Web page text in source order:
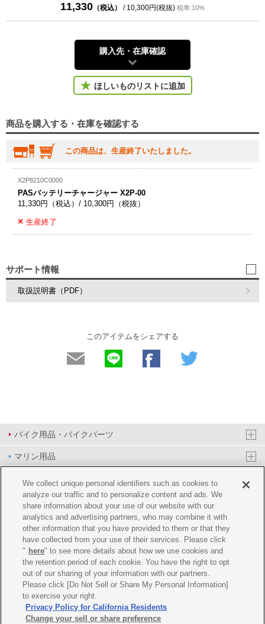
11,330 （税込） / 10,300円(税抜) 税率:10%
購入先・在庫確認
ほしいものリストに追加
商品を購入する・在庫を確認する
この商品は、生産終了いたしました。
X2P8210C0000
PASバッテリーチャージャー X2P-00
11,330円（税込）/ 10,300円（税抜）
生産終了
サポート情報
取扱説明書（PDF）
このアイテムをシェアする
バイク用品・バイクパーツ
マリン用品
PAS/YPJ用品
その他用品
イベント&エンターテイメント
オンラインショップ
企業情報
ご利用規約 推薦環境 プライバシーポリシー Cookie ポリシー
We collect unique personal identifiers such as cookies to
analyze our traffic and to personalize content and ads. We
share information about your use of our website with our
analytics and advertising partners, who may combine it with
other information that you have provided to them or that they
have collected from your use of their services. Please click
" here" to see more details about how we use cookies and
the retention period of each cookie. You have the right to opt
out of our sharing of your information with our partners.
Please click [Do Not Sell or Share My Personal Information]
to exercise your right.
Privacy Policy for California Residents
Change your sell or share preference